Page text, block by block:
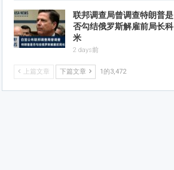
联邦调查局曾调查特朗普是
否勾结俄罗斯解雇前局长科
米
2 days前
上篇文章 下篇文章 1的3,472